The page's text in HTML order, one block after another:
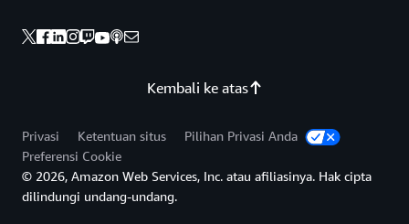
Kembali ke atas
Privasi Ketentuan situs
Pilihan Privasi Anda
Preferensi Cookie
© 2026, Amazon Web Services, Inc. atau afiliasinya. Hak cipta
dilindungi undang-undang.